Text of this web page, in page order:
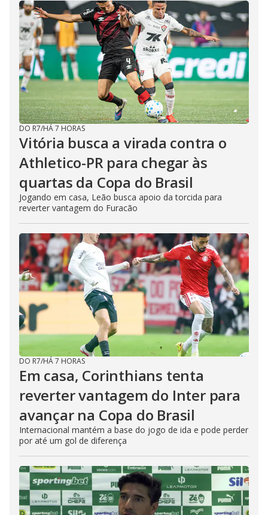
DO R7/HÁ 7 HORAS
Vitória busca a virada contra o
Athletico-PR para chegar às
quartas da Copa do Brasil
Jogando em casa, Leão busca apoio da torcida para
reverter vantagem do Furacão
DO R7/HÁ 7 HORAS
Em casa, Corinthians tenta
reverter vantagem do Inter para
avançar na Copa do Brasil
Internacional mantém a base do jogo de ida e pode perder
por até um gol de diferença